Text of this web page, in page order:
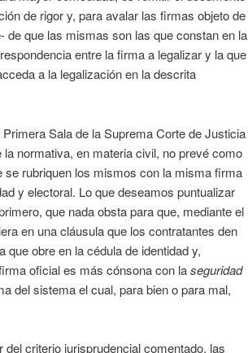
de rigor y, para avalar las firmas objeto de
de que las mismas son las que constan en la
entre la firma a legalizar y la que
a la legalización en la descrita
Sala de la Suprema Corte de Justicia
normativa, en materia civil, no prevé como
rubriquen los mismos con la misma firma
y electoral. Lo que deseamos puntualizar
que nada obsta para que, mediante el
en una cláusula que los contratantes den
obre en la cédula de identidad y,
oficial es más cónsona con laseguridad
del sistema el cual, para bien o para mal,
criterio jurisprudencial comentado, las